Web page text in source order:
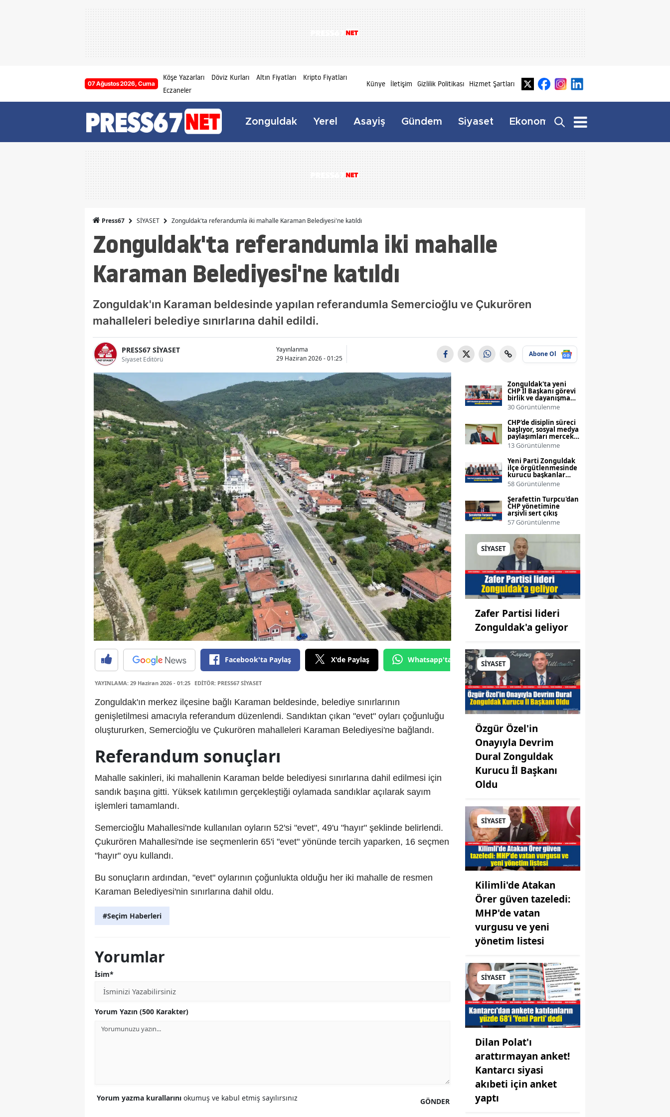
07 Ağustos 2026, Cuma
Köşe Yazarları Döviz Kurları Altın Fiyatları
Kripto Fiyatları
Eczaneler
Künye İletişim Gizlilik Politikası Hizmet Şartları
Zonguldak Yerel Asayiş Gündem Siyaset Ekonomi Yaşam
Press67 SİYASET Zonguldak'ta referandumla iki mahalle Karaman Belediyesi'ne katıldı
Zonguldak'ta referandumla iki mahalle
Karaman Belediyesi'ne katıldı
Zonguldak'ın Karaman beldesinde yapılan referandumla Semercioğlu ve Çukurören
mahalleleri belediye sınırlarına dahil edildi.
PRESS67 SİYASET
Siyaset Editörü
Yayınlanma
29 Haziran 2026 - 01:25
Abone Ol
Facebook'ta Paylaş X'de Paylaş Whatsapp'tan Gönder
YAYINLAMA: 29 Haziran 2026 - 01:25 EDİTÖR: PRESS67 SİYASET
Zonguldak'ın merkez ilçesine bağlı Karaman beldesinde, belediye sınırlarının
genişletilmesi amacıyla referandum düzenlendi. Sandıktan çıkan "evet" oyları çoğunluğu
oluştururken, Semercioğlu ve Çukurören mahalleleri Karaman Belediyesi'ne bağlandı.
Referandum sonuçları
Mahalle sakinleri, iki mahallenin Karaman belde belediyesi sınırlarına dahil edilmesi için
sandık başına gitti. Yüksek katılımın gerçekleştiği oylamada sandıklar açılarak sayım
işlemleri tamamlandı.
Semercioğlu Mahallesi'nde kullanılan oyların 52'si "evet", 49'u "hayır" şeklinde belirlendi.
Çukurören Mahallesi'nde ise seçmenlerin 65'i "evet" yönünde tercih yaparken, 16 seçmen
"hayır" oyu kullandı.
Bu sonuçların ardından, "evet" oylarının çoğunlukta olduğu her iki mahalle de resmen
Karaman Belediyesi'nin sınırlarına dahil oldu.
#Seçim Haberleri
Yorumlar
İsim*
Yorum Yazın (500 Karakter)
GÖNDER
Yorum yazma kurallarını okumuş ve kabul etmiş sayılırsınız
Zonguldak'ta yeni
CHP İl Başkanı görevi
birlik ve dayanışma
mesajlarıyla devraldı
30 Görüntülenme
CHP'de disiplin süreci
başlıyor, sosyal medya
paylaşımları mercek
altında
13 Görüntülenme
Yeni Parti Zonguldak
ilçe örgütlenmesinde
kurucu başkanlar
atandı
58 Görüntülenme
Şerafettin Turpcu'dan
CHP yönetimine
arşivli sert çıkış
57 Görüntülenme
SİYASET
Zafer Partisi lideri
Zonguldak'a geliyor
SİYASET
Özgür Özel'in
Onayıyla Devrim
Dural Zonguldak
Kurucu İl Başkanı
Oldu
SİYASET
Kilimli'de Atakan
Örer güven tazeledi:
MHP'de vatan
vurgusu ve yeni
yönetim listesi
SİYASET
Dilan Polat'ı
arattırmayan anket!
Kantarcı siyasi
akıbeti için anket
yaptı